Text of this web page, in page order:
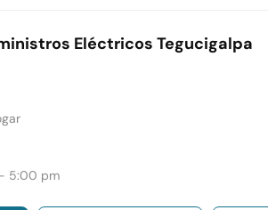
Eléctricos Tegucigalpa
5:00 pm